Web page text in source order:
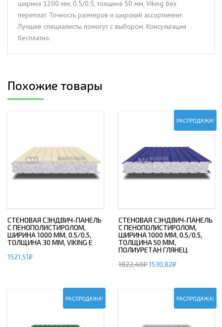
толщина
Viking
ширина 1200 мм, 0.5/0.5, толщина 50 мм, Viking без
переплат. Точность размеров и широкий ассортимент.
Лучшие специалисты помогут с выбором. Консультация
бесплатно.
Похожие товары
СТЕНОВАЯ СЭНДВИЧ-ПАНЕЛЬ
С ПЕНОПОЛИСТИРОЛОМ,
ШИРИНА 1000 ММ, 0.5/0.5,
ТОЛЩИНА 30 ММ, VIKING E
1521,51₽
РАСПРОДАЖА!
СТЕНОВАЯ СЭНДВИЧ-ПАНЕЛЬ
С ПЕНОПОЛИСТИРОЛОМ,
ШИРИНА 1000 ММ, 0.5/0.5,
ТОЛЩИНА 50 ММ,
ПОЛИУРЕТАН ГЛЯНЕЦ
1822,40₽1530,82₽
РАСПРОДАЖА! РАСПРОДАЖА!